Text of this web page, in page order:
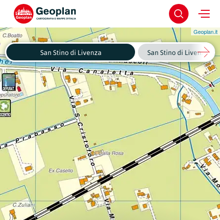
Geoplan.it
San Stino di Livenza San Stino di Livenza -